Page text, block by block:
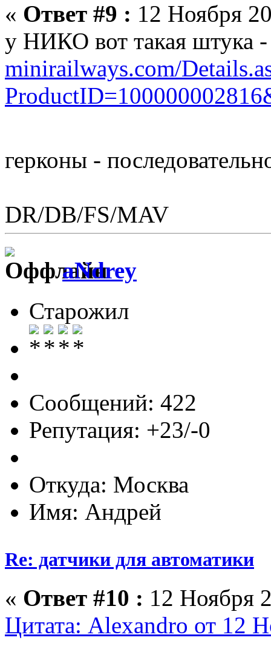
« Ответ #9 : 12 Ноября
у НИКО вот такая штука
minirailways.com/
герконы -
DR/DB/FS/MAV
aNdrey
Старожил
Сообщений: 422
Репутация: +23/-0
Откуда: Москва
Имя: Андрей
Re: датчики для автоматики
« Ответ #10 : 12 Ноября
Цитата: Alexandro от 12